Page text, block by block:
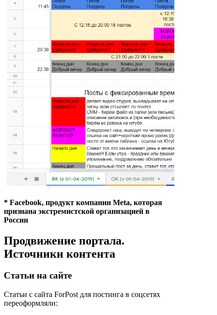
* Facebook, продукт компании Meta, которая
признана экстремистской организацией в
России
Продвижение портала.
Источники контента
Статьи на сайте
Статьи с сайта ForPost для постинга в соцсетях
переоформляли: